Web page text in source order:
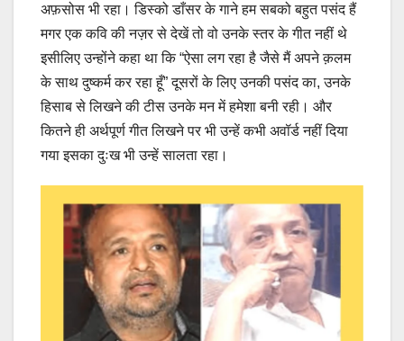
अफ़सोस भी रहा। डिस्को डाँसर के गाने हम सबको बहुत पसंद हैं
मगर एक कवि की नज़र से देखें तो वो उनके स्तर के गीत नहीं थे
इसीलिए उन्होंने कहा था कि “ऐसा लग रहा है जैसे मैं अपने क़लम
के साथ दुष्कर्म कर रहा हूँ” दूसरों के लिए उनकी पसंद का, उनके
हिसाब से लिखने की टीस उनके मन में हमेशा बनी रही। और
कितने ही अर्थपूर्ण गीत लिखने पर भी उन्हें कभी अवॉर्ड नहीं दिया
गया इसका दुःख भी उन्हें सालता रहा।